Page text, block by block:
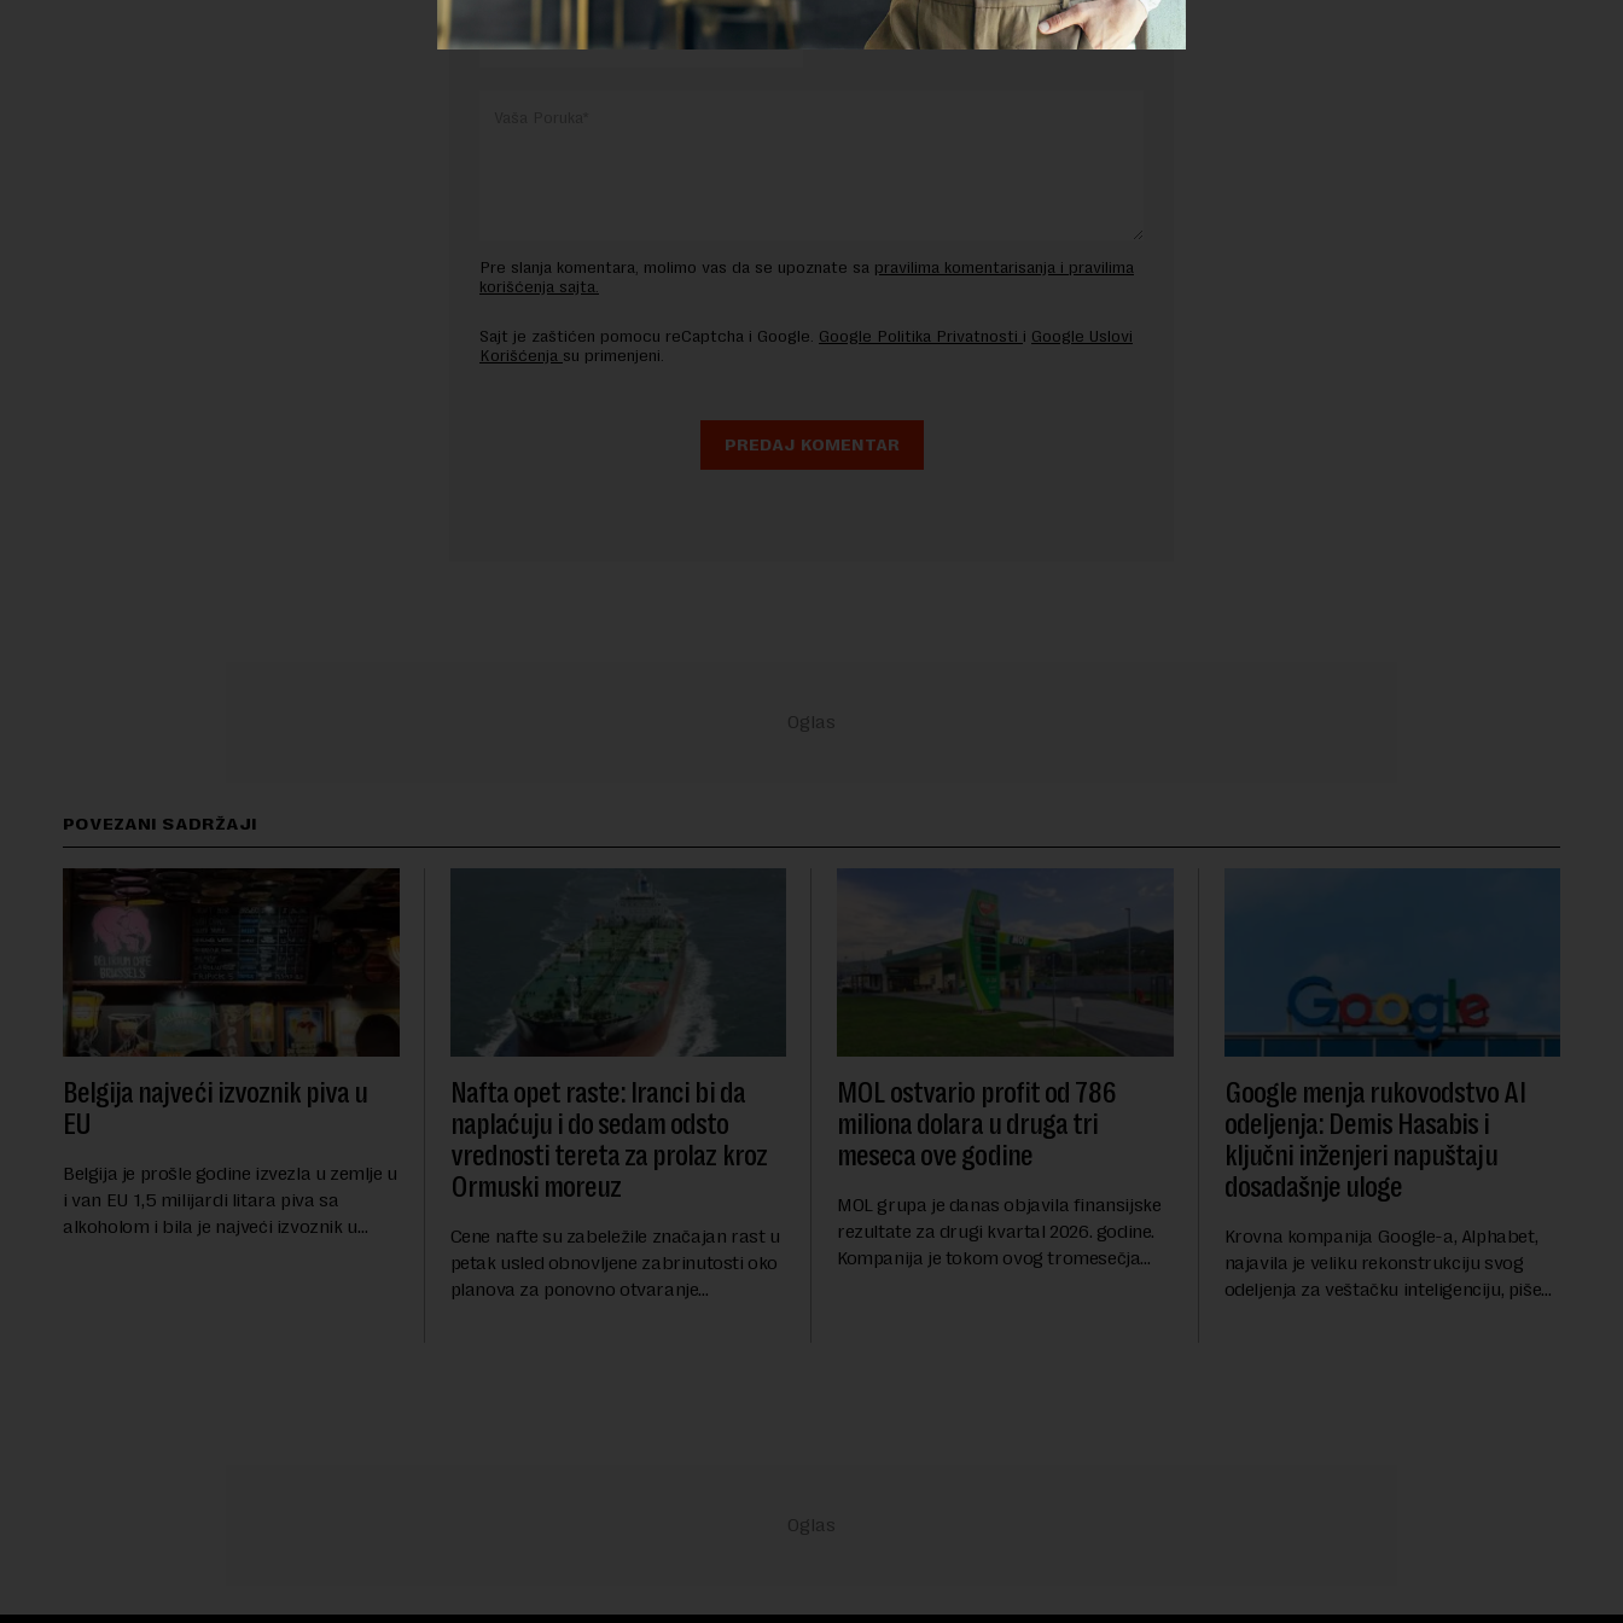
Pre slanja komentara, molimo vas da se upoznate sa pravilima komentarisanja i pravilima
korišćenja sajta.
Sajt je zaštićen pomocu reCaptcha i Google. Google Politika Privatnosti i Google Uslovi
Korišćenja su primenjeni.
POVEZANI SADRŽAJI
Belgija najveći izvoznik piva u
EU
Belgija je prošle godine izvezla u zemlje u
i van EU 1,5 milijardi litara piva sa
alkoholom i bila je najveći izvoznik u
Nafta opet raste: Iranci bi da
naplaćuju i do sedam odsto
vrednosti tereta za prolaz kroz
Ormuski moreuz
Cene nafte su zabeležile značajan rast u
petak usled obnovljene zabrinutosti oko
planova za ponovno otvaranje
MOL ostvario profit od 786
miliona dolara u druga tri
meseca ove godine
MOL grupa je danas objavila finansijske
rezultate za drugi kvartal 2026. godine.
Kompanija je tokom ovog tromesečja
Google menja rukovodstvo AI
odeljenja: Demis Hasabis i
ključni inženjeri napuštaju
dosadašnje uloge
Krovna kompanija Google-a, Alphabet,
najavila je veliku rekonstrukciju svog
odeljenja za veštačku inteligenciju, piše